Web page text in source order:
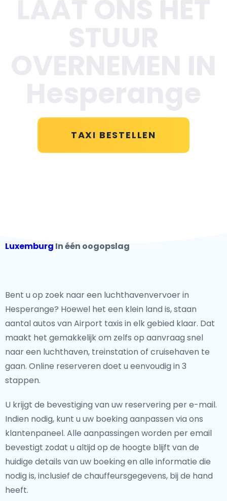
TAXI BESTELLEN
Luxemburg In één oogopslag
Bent u op zoek naar een luchthavenvervoer in
Hesperange? Hoewel het een klein land is, staan
aantal autos van Airport taxis in elk gebied klaar. Dat
maakt het gemakkelijk om zelfs op aanvraag snel
naar een luchthaven, treinstation of cruisehaven te
gaan. Online reserveren doet u eenvoudig in 3
stappen.
U krijgt de bevestiging van uw reservering per e-mail.
Indien nodig, kunt u uw boeking aanpassen via ons
klantenpaneel. Alle aanpassingen worden per email
bevestigt zodat u altijd op de hoogte blijft van de
huidige details van uw boeking en alle informatie die
nodig is, inclusief de chauffeursgegevens, bij de hand
heeft.